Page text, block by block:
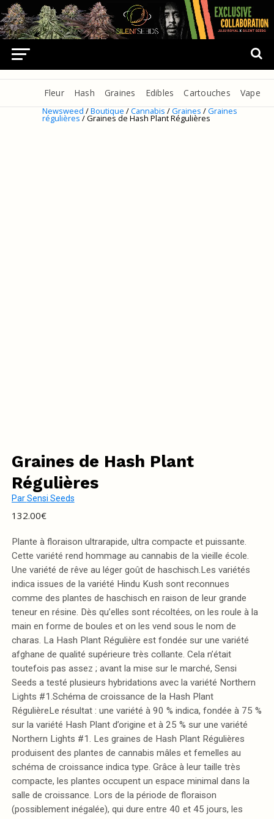
Fleur Hash Graines Edibles Cartouches Vape
Newsweed/Boutique/Cannabis/Graines/Graines
régulières / Graines de Hash Plant Régulières
Graines de Hash Plant
Régulières
ParSensi Seeds
132.00€
Plante à floraison ultrarapide, ultra compacte et puissante.
Cette variété rend hommage au cannabis de la vieille école.
Une variété de rêve au léger goût de haschisch.Les variétés
indica issues de la variété Hindu Kush sont reconnues
comme des plantes de haschisch en raison de leur grande
teneur en résine. Dès qu’elles sont récoltées, on les roule à la
main en forme de boules et on les vend sous le nom de
charas. La Hash Plant Régulière est fondée sur une variété
afghane de qualité supérieure très collante. Cela n’était
toutefois pas assez ; avant la mise sur le marché, Sensi
Seeds a testé plusieurs hybridations avec la variété Northern
Lights #1.Schéma de croissance de la Hash Plant
RégulièreLe résultat : une variété à 90 % indica, fondée à 75 %
sur la variété Hash Plant d’origine et à 25 % sur une variété
Northern Lights #1. Les graines de Hash Plant Régulières
produisent des plantes de cannabis mâles et femelles au
schéma de croissance indica type. Grâce à leur taille très
compacte, les plantes occupent un espace minimal dans la
salle de croissance. Lors de la période de floraison
(possiblement inégalée), qui dure entre 40 et 45 jours, les